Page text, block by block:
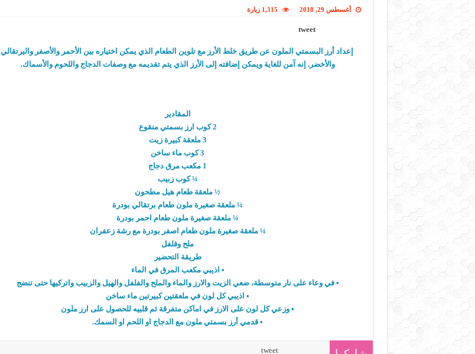
أغسطس 29, 2018 1,315 زيارة
tweet
إعداد أرز البسمتي الملون عن طريق خلط الأرز مع تلوين الطعام الذي يمكن اختياره بين الأحمر والأصفر والبرتقالي
والأخضر. إنه آمن للغاية ويمكن إضافته إلى الأرز الذي يتم تقديمه مع وصفات الدجاج واللحوم والأسماك.
المقادير
2 كوب ارز بسمتي منقوع
3 ملعقة كبيرة زيت
3 كوب ماء ساخن
1 مكعب مرق دجاج
¼ كوب زبيب
½ ملعقة طعام هيل مطحون
¼ ملعقة صغيرة ملون طعام برتقالي بودرة
¼ ملعقة صغيرة ملون طعام احمر بودرة
¼ ملعقة صغيرة ملون طعام اصفر بودرة مع رشة زعفران
ملح وفلفل
طريقة التحضير
• اذيبي مكعب المرق في الماء
• في وعاء على نار متوسطة، ضعي الزيت والارز والماء والملح والفلفل والهيل والزبيب واتركيها حتى تنضج
• اذيبي كل لون في ملعقتين كبيرتين ماء ساخن
• وزعي كل لون على الارز في اماكن متفرقة ثم قلبيه للحصول على ارز ملون
• قدمي أرز بسمتي ملون مع الدجاج او اللحم او السمك.
tweet